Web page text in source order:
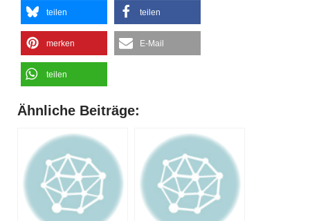
teilen teilen
merken E-Mail
teilen
Ähnliche Beiträge: